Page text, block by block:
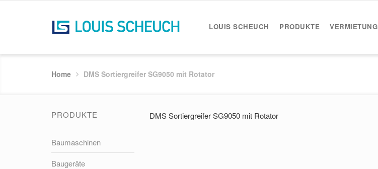
LOUIS SCHEUCH PRODUKTE VERMIETUNG
Home DMS Sortiergreifer SG9050 mit Rotator
PRODUKTE
Baumaschinen
Baugeräte
DMS Sortiergreifer SG9050 mit Rotator